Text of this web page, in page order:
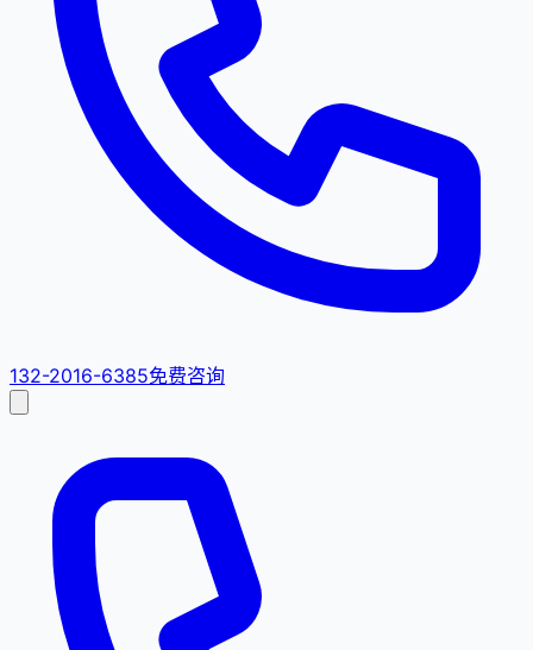
132-2016-6385免费咨询